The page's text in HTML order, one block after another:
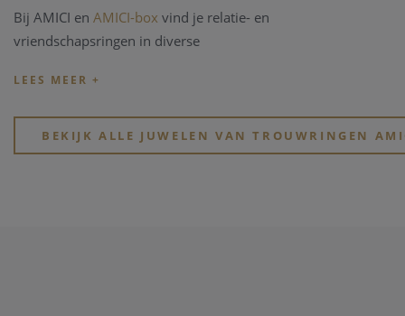
Bij AMICI en AMICI-box vind je relatie- en
vriendschapsringen in diverse
goed betaalbare hippe ringen? Of, wil je eindelijk, na zoveel
design?BEKIJK ALLE JUWELEN VAN TROUWRINGEN